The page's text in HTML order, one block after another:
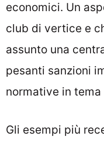
economici. Un
club di vertice e
assunto una
pesanti sanzioni
normative in
Gli esempi più